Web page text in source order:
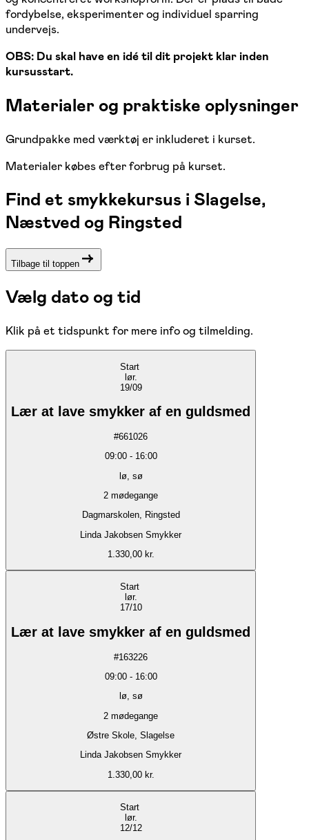
fordybelse, eksperimenter og individuel sparring
undervejs.
OBS: Du skal have en idé til dit projekt klar inden
kursusstart.
Materialer og praktiske oplysninger
Grundpakke med værktøj er inkluderet i kurset.
Materialer købes efter forbrug på kurset.
Find et smykkekursus i Slagelse,
Næstved og Ringsted
Tilbage til toppen
Vælg dato og tid
Klik på et tidspunkt for mere info og tilmelding.
Start
lør.
19/09
Lær at lave smykker af en guldsmed
#661026
09:00- 16:00
lø, sø
2 mødegange
Dagmarskolen, Ringsted
Linda Jakobsen Smykker
1.330,00 kr.
Start
lør.
17/10
Lær at lave smykker af en guldsmed
#163226
09:00- 16:00
lø, sø
2 mødegange
Østre Skole, Slagelse
Linda Jakobsen Smykker
1.330,00 kr.
Start
lør.
12/12